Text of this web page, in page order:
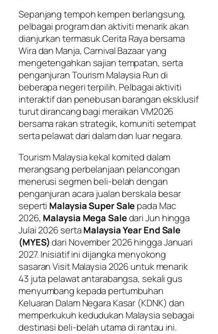
Sepanjang tempoh kempen berlangsung,
pelbagai program dan aktiviti menarik akan
dianjurkan termasuk Cerita Raya bersama
Wira dan Manja, Carnival Bazaar yang
mengetengahkan sajian tempatan, serta
penganjuran Tourism Malaysia Run di
beberapa negeri terpilih. Pelbagai aktiviti
interaktif dan penebusan barangan eksklusif
turut dirancang bagi meraikan VM2026
bersama rakan strategik, komuniti setempat
serta pelawat dari dalam dan luar negara.
Tourism Malaysia kekal komited dalam
merangsang perbelanjaan pelancongan
menerusi segmen beli-belah dengan
penganjuran acara jualan berskala besar
seperti Malaysia Super Salepada Mac
2026, Malaysia Mega Saledari Jun hingga
Julai 2026 sertaMalaysia Year End Sale
(MYES)dari November 2026 hingga Januari
2027. Inisiatif ini dijangka menyokong
sasaran Visit Malaysia 2026 untuk menarik
43 juta pelawat antarabangsa, sekali gus
menyumbang kepada pertumbuhan
Keluaran Dalam Negara Kasar (KDNK) dan
memperkukuh kedudukan Malaysia sebagai
destinasi beli-belah utama di rantau ini.